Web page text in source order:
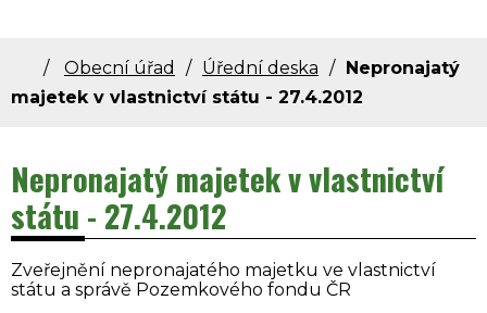
Obecní úřad Úřední deska
Nepronajatý
majetek v vlastnictví státu - 27.4.2012
Nepronajatý majetek v vlastnictví
státu - 27.4.2012
Zveřejnění nepronajatého majetku ve vlastnictví
státu a správě Pozemkového fondu ČR